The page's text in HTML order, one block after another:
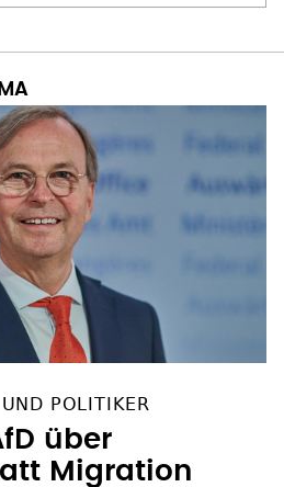
POLITIKER
über
Migration